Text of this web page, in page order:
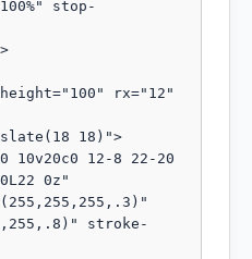
0z"
stroke-